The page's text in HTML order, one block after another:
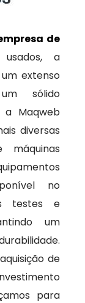
de
usados, a
extenso
sólido
a Maqweb
diversas
máquinas
no
testes e
um
de
para